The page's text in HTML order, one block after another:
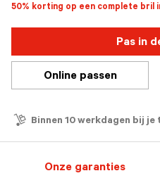
50% korting op een complete bril
Pas in
Online passen
Binnen 10 werkdagen bij
Onze garanties